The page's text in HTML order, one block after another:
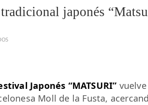
japonés
Japonés “MATSURI”
Moll de la Fusta,